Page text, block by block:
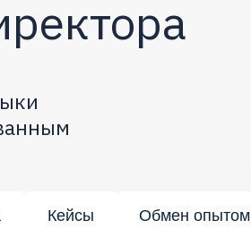
Кейсы Обмен опытом